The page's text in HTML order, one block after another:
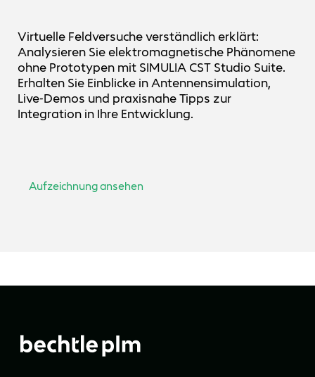
Virtuelle Feldversuche verständlich erklärt:
Analysieren Sie elektromagnetische Phänomene
ohne Prototypen mit SIMULIA CST Studio Suite.
Erhalten Sie Einblicke in Antennensimulation,
Live-Demos und praxisnahe Tipps zur
Integration in Ihre Entwicklung.
Aufzeichnung ansehen